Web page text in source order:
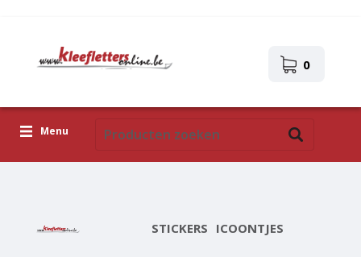
0
Menu
STICKERS ICOONTJES